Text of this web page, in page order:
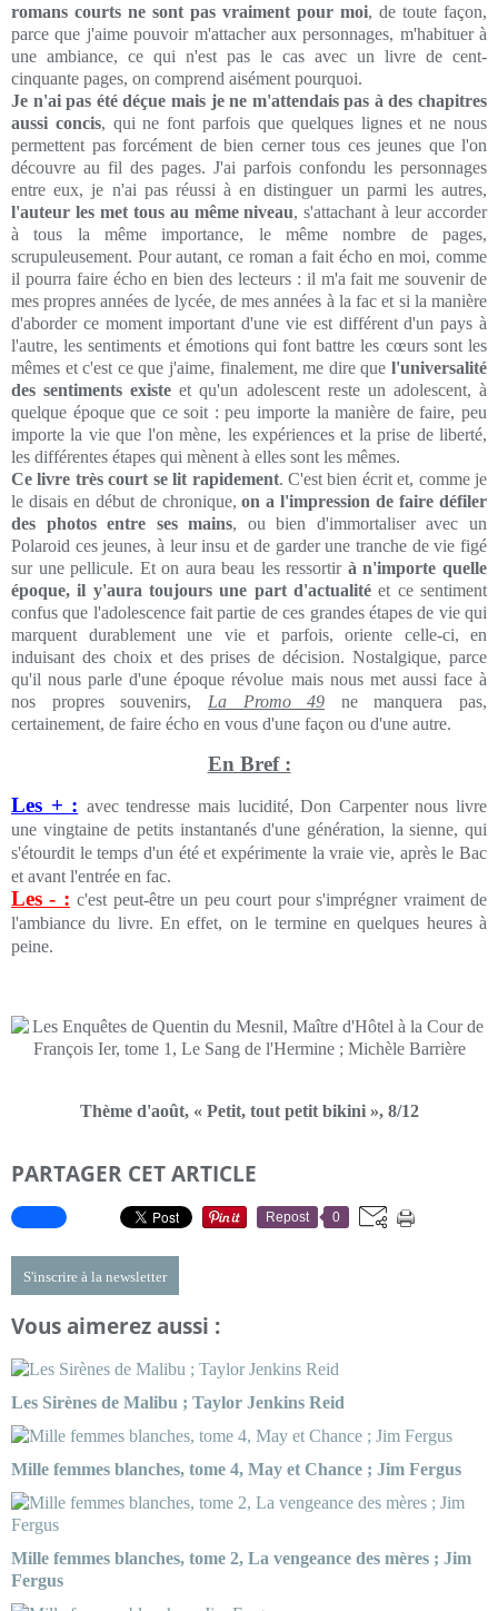
romans courts ne sont pas vraiment pour moi, de toute façon,
parce que j'aime pouvoir m'attacher aux personnages, m'habituer à
une ambiance, ce qui n'est pas le cas avec un livre de cent-
cinquante pages, on comprend aisément pourquoi.
Je n'ai pas été déçue mais je ne m'attendais pas à des chapitres
aussi concis, qui ne font parfois que quelques lignes et ne nous
permettent pas forcément de bien cerner tous ces jeunes que l'on
découvre au fil des pages. J'ai parfois confondu les personnages
entre eux, je n'ai pas réussi à en distinguer un parmi les autres,
l'auteur les met tous au même niveau, s'attachant à leur accorder
à tous la même importance, le même nombre de pages,
scrupuleusement. Pour autant, ce roman a fait écho en moi, comme
il pourra faire écho en bien des lecteurs : il m'a fait me souvenir de
mes propres années de lycée, de mes années à la fac et si la manière
d'aborder ce moment important d'une vie est différent d'un pays à
l'autre, les sentiments et émotions qui font battre les cœurs sont les
mêmes et c'est ce que j'aime, finalement, me dire que l'universalité
des sentiments existe et qu'un adolescent reste un adolescent, à
quelque époque que ce soit : peu importe la manière de faire, peu
importe la vie que l'on mène, les expériences et la prise de liberté,
les différentes étapes qui mènent à elles sont les mêmes.
Ce livre très court se lit rapidement. C'est bien écrit et, comme je
le disais en début de chronique,on a l'impression de faire défiler
des photos entre ses mains, ou bien d'immortaliser avec un
Polaroid ces jeunes, à leur insu et de garder une tranche de vie figé
sur une pellicule. Et on aura beau les ressortir à n'importe quelle
époque, il y'aura toujours une part d'actualité et ce sentiment
confus que l'adolescence fait partie de ces grandes étapes de vie qui
marquent durablement une vie et parfois, oriente celle-ci, en
induisant des choix et des prises de décision. Nostalgique, parce
qu'il nous parle d'une époque révolue mais nous met aussi face à
nos propres souvenirs, La Promo 49 ne manquera pas,
certainement, de faire écho en vous d'une façon ou d'une autre.
En Bref :
Les + : avec tendresse mais lucidité, Don Carpenter nous livre
une vingtaine de petits instantanés d'une génération, la sienne, qui
s'étourdit le temps d'un été et expérimente la vraie vie, après le Bac
et avant l'entrée en fac.
Les - : c'est peut-être un peu court pour s'imprégner vraiment de
l'ambiance du livre. En effet, on le termine en quelques heures à
peine.
Thème d'août, « Petit, tout petit bikini », 8/12
PARTAGER CET ARTICLE
Repost 0
S'inscrire à la newsletter
Vous aimerez aussi :
Les Sirènes de Malibu ; Taylor Jenkins Reid
Mille femmes blanches, tome 4, May et Chance ; Jim Fergus
Mille femmes blanches, tome 2, La vengeance des mères ; Jim
Fergus